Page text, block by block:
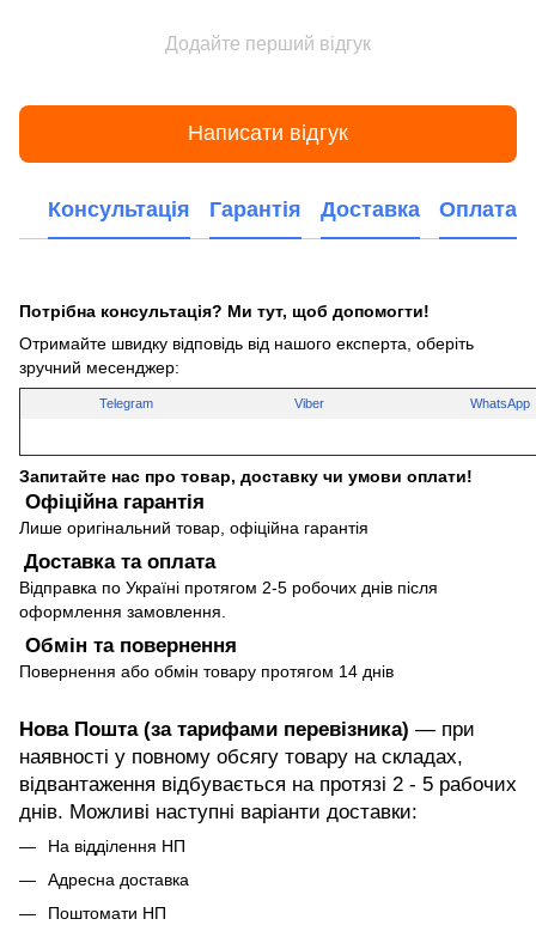
Додайте перший відгук
Написати відгук
Консультація Гарантія Доставка Оплата
Потрібна консультація? Ми тут, щоб допомогти!
Отримайте швидку відповідь від нашого експерта, оберіть
зручний месенджер:
Telegram Viber WhatsApp
Запитайте нас про товар, доставку чи умови оплати!
Офіційна гарантія
Лише оригінальний товар, офіційна гарантія
Доставка та оплата
Відправка по Україні протягом 2-5 робочих днів після
оформлення замовлення.
Обмін та повернення
Повернення або обмін товару протягом 14 днів
Нова Пошта (за тарифами перевізника) — при
наявності у повному обсягу товару на складах,
відвантаження відбувається на протязі 2 - 5 рабочих
днів. Можливі наступні варіанти доставки:
На відділення НП
Адресна доставка
Поштомати НП